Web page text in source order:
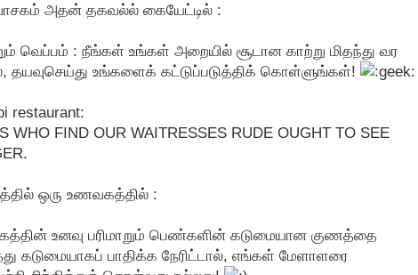
அதன் தகவல்ல் கையேட்டில் :
வெப்பம் : நீங்கள் உங்கள் அறையில் சூடான காற்று மிதந்து வர
தயவுசெய்து உங்களைக் கட்டுப்படுத்திக் கொள்ளுங்கள்!
restaurant:
WHO FIND OUR WAITRESSES RUDE OUGHT TO SEE
ஒரு உணவகத்தில் :
உனவு பரிமாறும் பெண்களின் கடுமையான குணத்தை
கடுமையாகப் பாதிக்க நேரிட்டால், எங்கள் மேளாளரை